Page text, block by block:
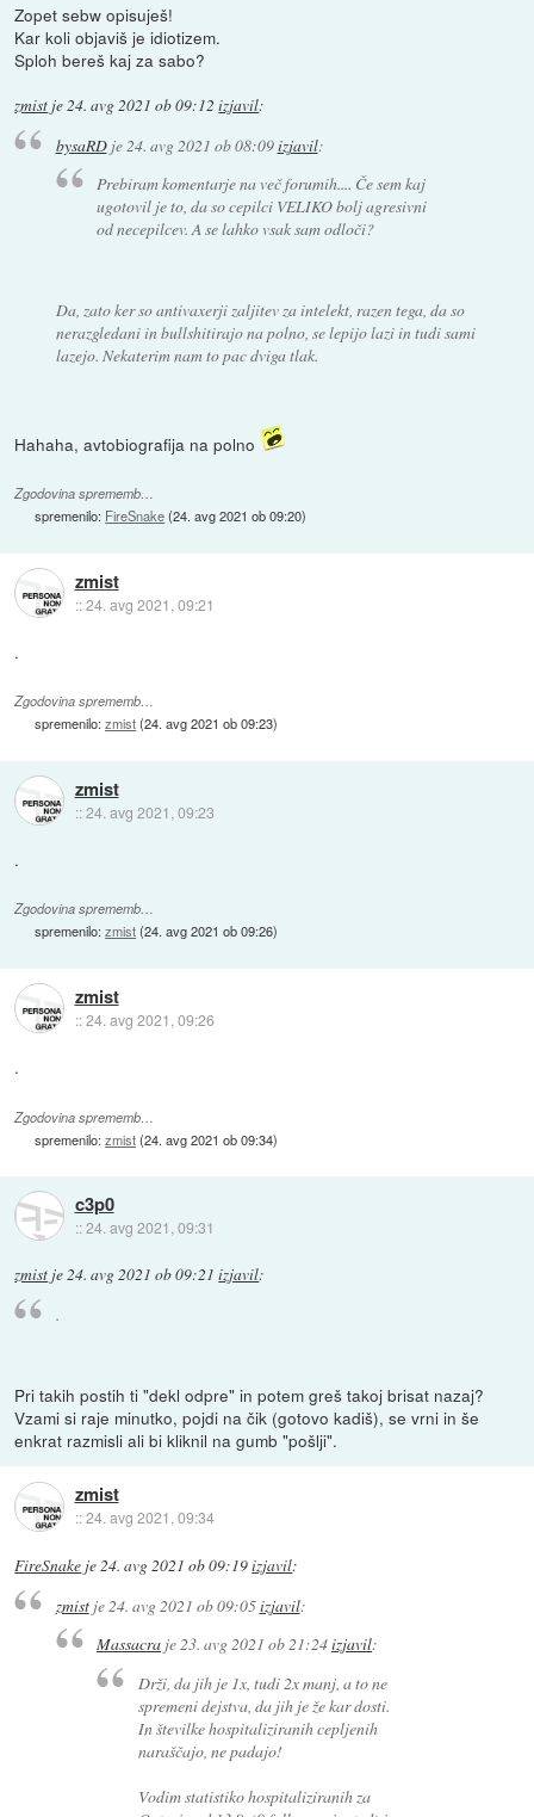
Zopet sebw opisuješ!
Kar koli objaviš je idiotizem.
Sploh bereš kaj za sabo?
zmist je24. avg 2021 ob 09:12 izjavil:
bysaRDje 24. avg 2021 ob 08:09izjavil:
Prebiram komentarje na več forumih.... Če sem kaj
ugotovil je to, da so cepilci VELIKO bolj agresivni
od necepilcev. A se lahko vsak sam odloči?
Da, zato ker so antivaxerji zaljitev za intelekt, razen tega, da so
nerazgledani in bullshitirajo na polno, se lepijo lazi in tudi sami
lazejo. Nekaterim nam to pac dviga tlak.
Hahaha, avtobiografija na polno
Zgodovina sprememb…
spremenilo: FireSnake(24. avg 2021 ob 09:20)
zmist
::24. avg 2021, 09:21
.
Zgodovina sprememb…
spremenilo:zmist(24. avg 2021 ob 09:23)
zmist
::24. avg 2021, 09:23
.
Zgodovina sprememb…
spremenilo:zmist(24. avg 2021 ob 09:26)
zmist
::24. avg 2021, 09:26
.
Zgodovina sprememb…
spremenilo:zmist(24. avg 2021 ob 09:34)
c3p0
::24. avg 2021, 09:31
zmist je24. avg 2021 ob 09:21 izjavil:
.
Pri takih postih ti "dekl odpre" in potem greš takoj brisat nazaj?
Vzami si raje minutko, pojdi na čik (gotovo kadiš), se vrni in še
enkrat razmisli ali bi kliknil na gumb "pošlji".
zmist
::24. avg 2021, 09:34
FireSnake je24. avg 2021 ob 09:19izjavil:
zmistje 24. avg 2021 ob 09:05izjavil:
Massacra je23. avg 2021 ob 21:24izjavil:
Drži, da jih je 1x, tudi 2x manj, a to ne
spremeni dejstva, da jih je že kar dosti.
In številke hospitaliziranih cepljenih
naraščajo, ne padajo!
Vodim statistiko hospitaliziranih za